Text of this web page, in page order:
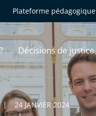
Plateforme pédagogique
Décisions de justice
24 JANVIER 2024